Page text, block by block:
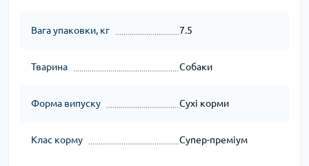
Вага упаковки, кг 7.5
Тварина Собаки
Форма випуску Сухі корми
Клас корму Супер-преміум